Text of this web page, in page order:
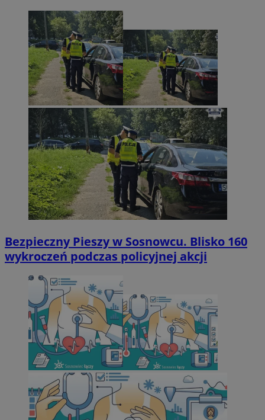
Bezpieczny Pieszy w Sosnowcu. Blisko 160
wykroczeń podczas policyjnej akcji